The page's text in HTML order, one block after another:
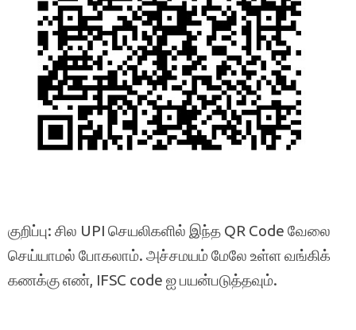
குறிப்பு: சில UPI செயலிகளில் இந்த QR Code வேலை
செய்யாமல் போகலாம். அச்சமயம் மேலே உள்ள வங்கிக்
கணக்கு எண், IFSC code ஐ பயன்படுத்தவும்.